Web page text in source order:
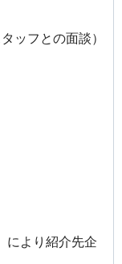
ッフとの面談）
により紹介先企